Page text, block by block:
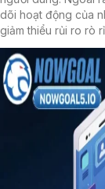
dõi hoạt động của
giảm thiểu rủi ro rò